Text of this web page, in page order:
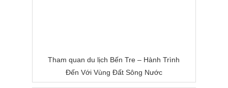
Tham quan du lịch Bến Tre – Hành Trình
Đến Với Vùng Đất Sông Nước